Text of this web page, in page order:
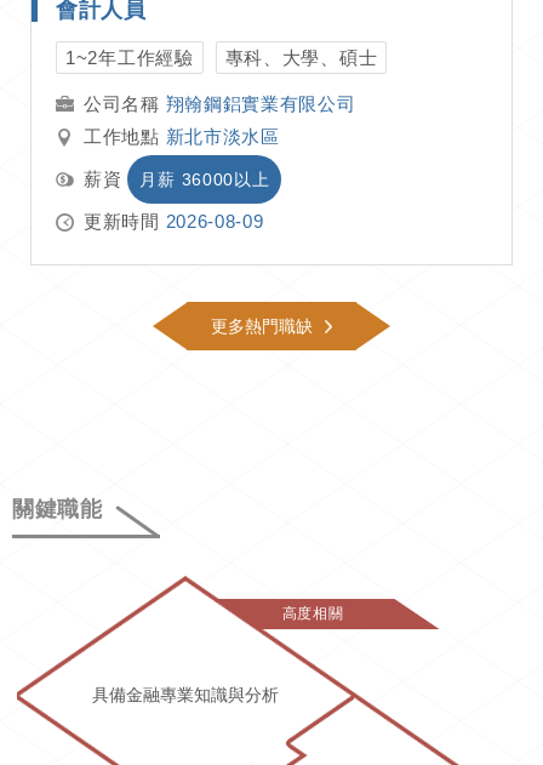
會計人員
1~2年工作經驗 專科、大學、碩士
翔翰鋼鋁實業有限公司
工作地點 新北市淡水區
薪資 月薪 36000以上
更新時間 2026-08-09
更多熱門職缺
關鍵職能
高度相關
具備金融專業知識與分析